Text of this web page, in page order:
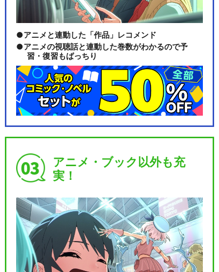
アニメと連動した「作品」レコメンド
アニメの視聴話と連動した巻数がわかるので予
習・復習もばっちり
アニメ・ブック以外も充
実！